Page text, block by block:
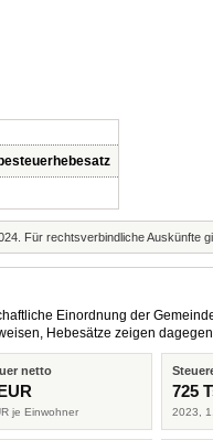
Für rechtsverbindliche Auskünfte
Einordnung der
Hebesätze zeigen
netto
je Einwohner
725
2023,